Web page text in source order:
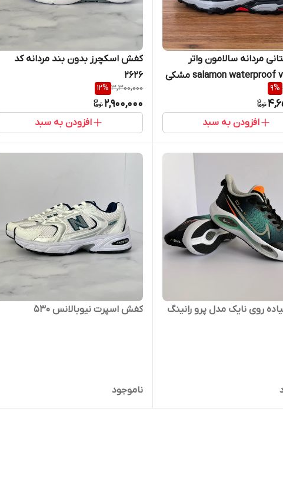
مردانه سالامون واتر
9%
افزودن به سبد
کفش اسکچرز بدون بند مردانه کد
۲۶۲۶
3,300,000
12%
2,900,000
افزودن به سبد
روی نایک مدل پرو رانینگ کفش اسپرت نیوبالانس ۵۳۰
ناموجود